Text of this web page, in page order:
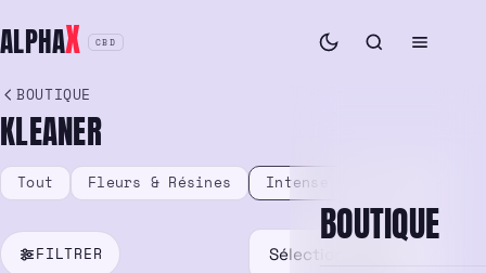
au
contenu
ALPHAX CBD
BOUTIQUE
BOUTIQUE
KLEANER
Tout Fleurs & Résines Intense
FILTRER